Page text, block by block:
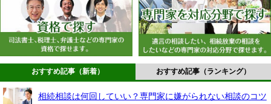
おすすめ記事（新着） おすすめ記事（ランキング）
相続相談は何回していい？専門家に嫌がられない相談のコツ